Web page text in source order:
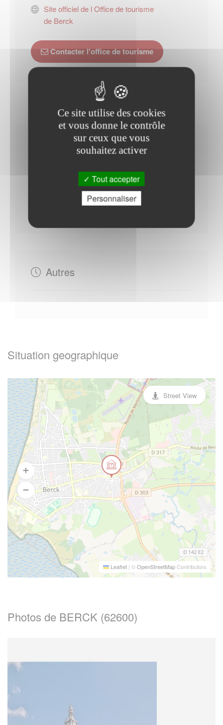
Site officiel de l Office de tourisme
de Berck
Contacter l'office de tourisme
Horaires Mairie
Du Lundi au Vendredi : - 08h30 à 12h00 - 13h30 à
Autres
Situation geographique
Leaflet | ©OpenStreetMapContributors
Street View
Photos de BERCK (62600)
Ce site utilise des cookies
et vous donne le contrôle
sur ceux que vous
souhaitez activer
Tout accepter
Personnaliser